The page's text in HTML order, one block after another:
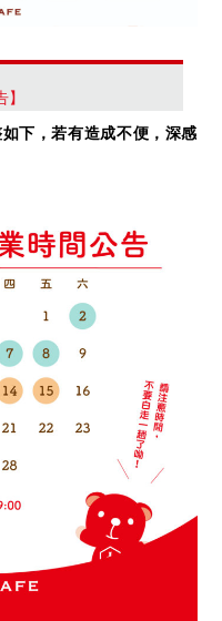
下，若有造成不便，深感